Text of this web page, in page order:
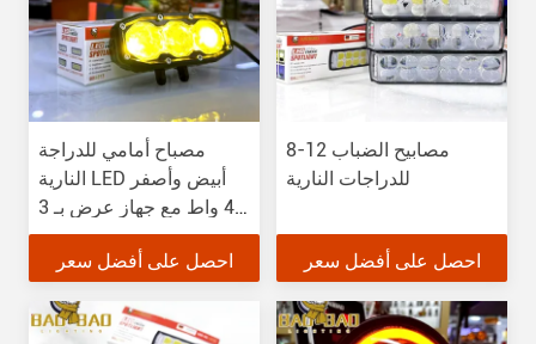
مصباح أمامي للدراجة
النارية LED أبيض وأصفر
40 واط مع جهاز عرض بـ 3
عدسات
احصل على أفضل سعر
8-12 مصابيح الضباب
للدراجات النارية
احصل على أفضل سعر